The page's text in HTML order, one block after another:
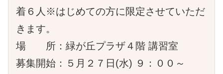
着６人※はじめての方に限定させていただ
きます。
場 所：緑が丘プラザ４階 講習室
募集開始：５月２７日(水) ９：００～